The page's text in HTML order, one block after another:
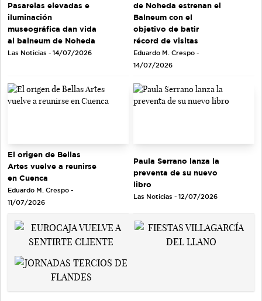
Pasarelas elevadas e
iluminación
museográfica dan vida
al balneum de Noheda
Las Noticias - 14/07/2026
de Noheda estrenan el
Balneum con el
objetivo de batir
récord de visitas
Eduardo M. Crespo -
14/07/2026
El origen de Bellas
Artes vuelve a reunirse
en Cuenca
Eduardo M. Crespo -
11/07/2026
Paula Serrano lanza la
preventa de su nuevo
libro
Las Noticias - 12/07/2026